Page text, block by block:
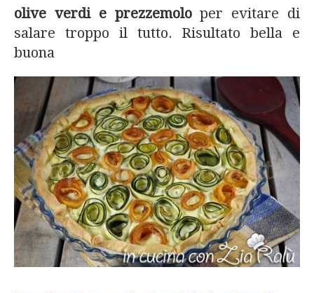
olive verdi e prezzemoloper evitare di
salare troppo il tutto. Risultato bella e
buona